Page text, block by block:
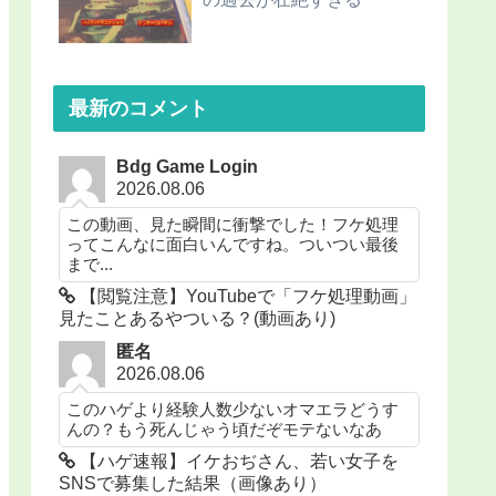
最新のコメント
Bdg Game Login
2026.08.06
この動画、見た瞬間に衝撃でした！フケ処理
ってこんなに面白いんですね。ついつい最後
まで...
【閲覧注意】YouTubeで「フケ処理動画」
見たことあるやついる？(動画あり)
匿名
2026.08.06
このハゲより経験人数少ないオマエラどうす
んの？もう死んじゃう頃だぞモテないなあ
【ハゲ速報】イケおぢさん、若い女子を
SNSで募集した結果（画像あり）